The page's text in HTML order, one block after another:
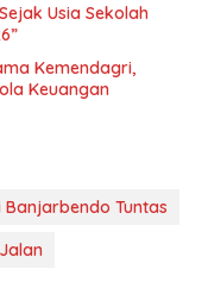
Usia Sekolah
Kemendagri,
Keuangan
Tuntas